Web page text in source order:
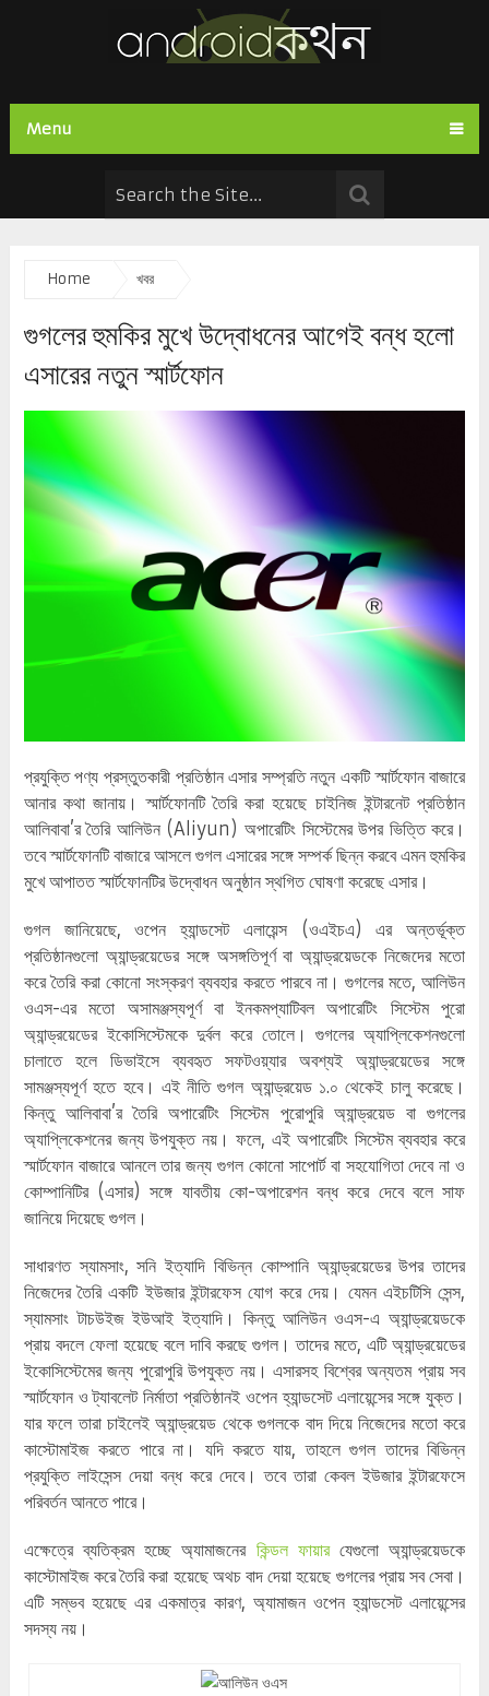
Menu
Home খবর
গুগলের হুমকির মুখে উদ্বোধনের আগেই বন্ধ হলো
এসারের নতুন স্মার্টফোন
প্রযুক্তি পণ্য প্রস্তুতকারী প্রতিষ্ঠান এসার সম্প্রতি নতুন একটি স্মার্টফোন বাজারে
আনার কথা জানায়। স্মার্টফোনটি তৈরি করা হয়েছে চাইনিজ ইন্টারনেট প্রতিষ্ঠান
আলিবাবা’র তৈরি আলিউন (Aliyun) অপারেটিং সিস্টেমের উপর ভিত্তি করে।
তবে স্মার্টফোনটি বাজারে আসলে গুগল এসারের সঙ্গে সম্পর্ক ছিন্ন করবে এমন হুমকির
মুখে আপাতত স্মার্টফোনটির উদ্বোধন অনুষ্ঠান স্থগিত ঘোষণা করেছে এসার।
গুগল জানিয়েছে, ওপেন হ্যান্ডসেট এলায়েন্স (ওএইচএ) এর অন্তর্ভূক্ত
প্রতিষ্ঠানগুলো অ্যান্ড্রয়েডের সঙ্গে অসঙ্গতিপূর্ণ বা অ্যান্ড্রয়েডকে নিজেদের মতো
করে তৈরি করা কোনো সংস্করণ ব্যবহার করতে পারবে না। গুগলের মতে, আলিউন
ওএস-এর মতো অসামঞ্জস্যপূর্ণ বা ইনকমপ্যাটিবল অপারেটিং সিস্টেম পুরো
অ্যান্ড্রয়েডের ইকোসিস্টেমকে দুর্বল করে তোলে। গুগলের অ্যাপ্লিকেশনগুলো
চালাতে হলে ডিভাইসে ব্যবহৃত সফটওয়্যার অবশ্যই অ্যান্ড্রয়েডের সঙ্গে
সামঞ্জস্যপূর্ণ হতে হবে। এই নীতি গুগল অ্যান্ড্রয়েড ১.০ থেকেই চালু করেছে।
কিন্তু আলিবাবা’র তৈরি অপারেটিং সিস্টেম পুরোপুরি অ্যান্ড্রয়েড বা গুগলের
অ্যাপ্লিকেশনের জন্য উপযুক্ত নয়। ফলে, এই অপারেটিং সিস্টেম ব্যবহার করে
স্মার্টফোন বাজারে আনলে তার জন্য গুগল কোনো সাপোর্ট বা সহযোগিতা দেবে না ও
কোম্পানিটির (এসার) সঙ্গে যাবতীয় কো-অপারেশন বন্ধ করে দেবে বলে সাফ
জানিয়ে দিয়েছে গুগল।
সাধারণত স্যামসাং, সনি ইত্যাদি বিভিন্ন কোম্পানি অ্যান্ড্রয়েডের উপর তাদের
নিজেদের তৈরি একটি ইউজার ইন্টারফেস যোগ করে দেয়। যেমন এইচটিসি সেন্স,
স্যামসাং টাচউইজ ইউআই ইত্যাদি। কিন্তু আলিউন ওএস-এ অ্যান্ড্রয়েডকে
প্রায় বদলে ফেলা হয়েছে বলে দাবি করছে গুগল। তাদের মতে, এটি অ্যান্ড্রয়েডের
ইকোসিস্টেমের জন্য পুরোপুরি উপযুক্ত নয়। এসারসহ বিশ্বের অন্যতম প্রায় সব
স্মার্টফোন ও ট্যাবলেট নির্মাতা প্রতিষ্ঠানই ওপেন হ্যান্ডসেট এলায়েন্সের সঙ্গে যুক্ত।
যার ফলে তারা চাইলেই অ্যান্ড্রয়েড থেকে গুগলকে বাদ দিয়ে নিজেদের মতো করে
কাস্টোমাইজ করতে পারে না। যদি করতে যায়, তাহলে গুগল তাদের বিভিন্ন
প্রযুক্তি লাইসেন্স দেয়া বন্ধ করে দেবে। তবে তারা কেবল ইউজার ইন্টারফেসে
পরিবর্তন আনতে পারে।
এক্ষেত্রে ব্যতিক্রম হচ্ছে অ্যামাজনের কিন্ডল ফায়ারযেগুলো অ্যান্ড্রয়েডকে
কাস্টোমাইজ করে তৈরি করা হয়েছে অথচ বাদ দেয়া হয়েছে গুগলের প্রায় সব সেবা।
এটি সম্ভব হয়েছে এর একমাত্র কারণ, অ্যামাজন ওপেন হ্যান্ডসেট এলায়েন্সের
সদস্য নয়।